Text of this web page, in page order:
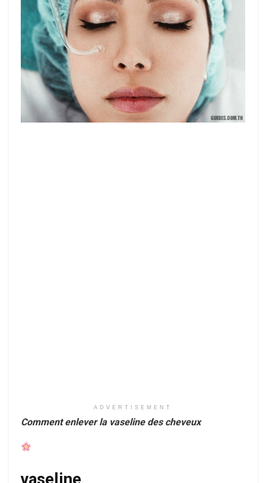
ADVERTISEMENT
Comment enlever la vaseline des cheveux